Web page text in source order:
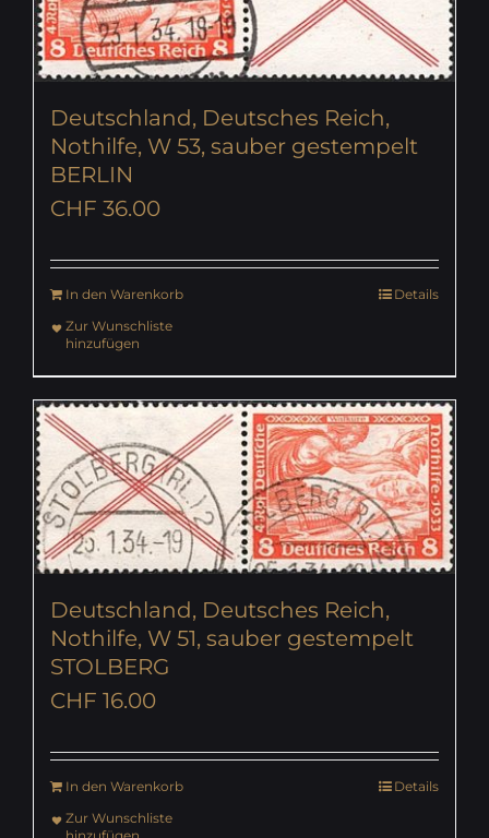
Deutschland, Deutsches Reich,
Nothilfe, W 53, sauber gestempelt
BERLIN
CHF 36.00
In den Warenkorb
Details
Zur Wunschliste
hinzufügen
Deutschland, Deutsches Reich,
Nothilfe, W 51, sauber gestempelt
STOLBERG
CHF 16.00
In den Warenkorb
Details
Zur Wunschliste